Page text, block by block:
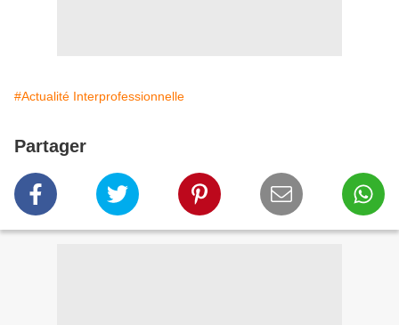
#Actualité Interprofessionnelle
Partager